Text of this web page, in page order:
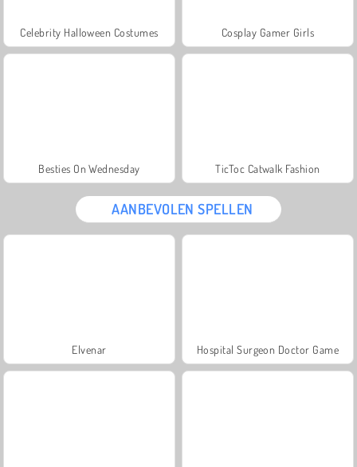
Celebrity Halloween Costumes Cosplay Gamer Girls
Besties On Wednesday TicToc Catwalk Fashion
AANBEVOLEN SPELLEN
Elvenar Hospital Surgeon Doctor Game